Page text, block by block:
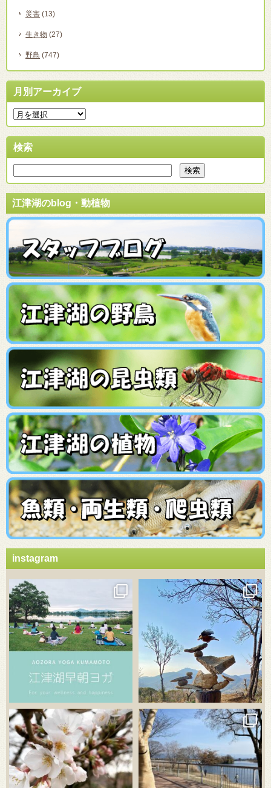
災害 (13)
生き物 (27)
野鳥 (747)
月別アーカイブ
検索
江津湖のblog・動植物
instagram
3月 20
3月 18
3月 18